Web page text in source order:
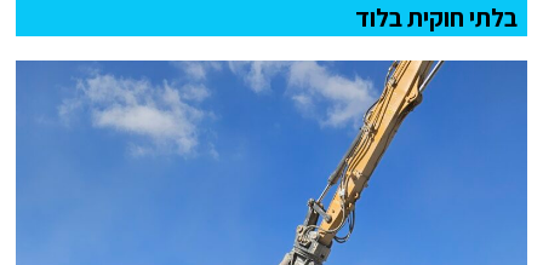
בלתי חוקית בלוד